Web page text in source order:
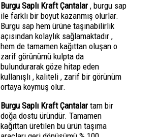
Burgu Saplı Kraft Çantalar, burgu sap
ile farklı bir boyut kazanmış olurlar.
Burgu sap hem ürüne taşınabilirlik
açısından kolaylık sağlamaktadır ,
hem de tamamen kağıttan oluşan o
zarif görünümü kulpta da
bulundurarak göze hitap eden
kullanışlı , kaliteli , zarif bir görünüm
ortaya koymuş olur.
Burgu Saplı Kraft Çantalartam bir
doğa dostu üründür. Tamamen
kağıttan üretilen bu ürün taşıma